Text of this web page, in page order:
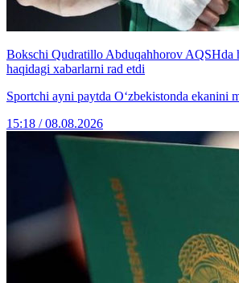
Bokschi Qudratillo Abduqahhorov AQSHda
haqidagi xabarlarni rad etdi
Sportchi ayni paytda O‘zbekistonda ekanini
15:18 / 08.08.2026